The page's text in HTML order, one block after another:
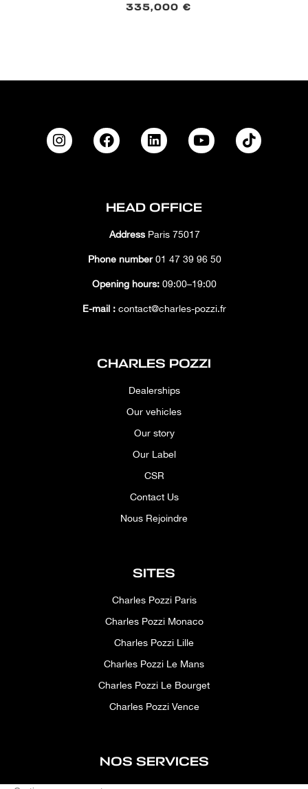
335,000 €
HEAD OFFICE
AddressParis 75017
Phone number01 47 39 96 50
Opening hours: 09:00–19:00
E-mail : contact@charles-pozzi.fr
CHARLES POZZI
Dealerships
Our vehicles
Our story
Our Label
CSR
Contact Us
Nous Rejoindre
SITES
Charles Pozzi Paris
Charles Pozzi Monaco
Charles Pozzi Lille
Charles Pozzi Le Mans
Charles Pozzi Le Bourget
Charles Pozzi Vence
NOS SERVICES